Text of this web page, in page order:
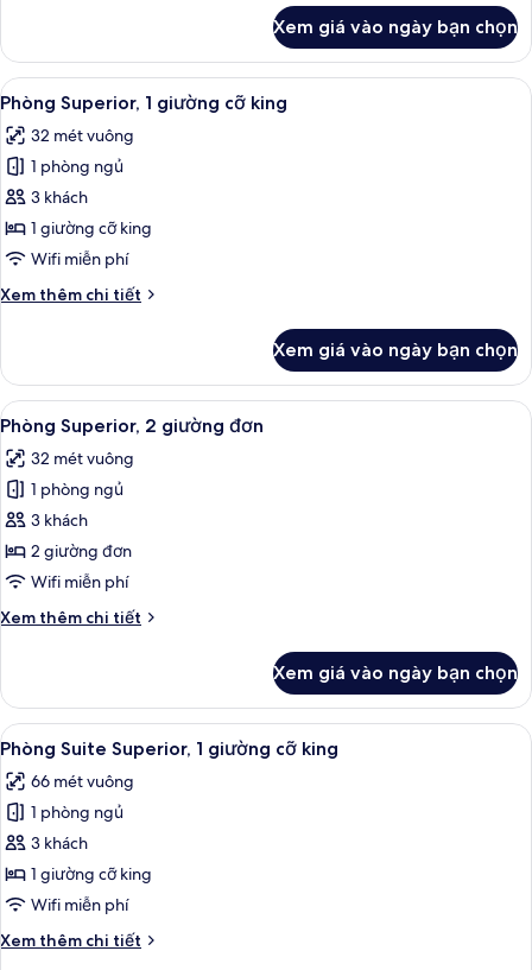
sử
dụng
hồ
bơi
Phòng
Deluxe,
2
giường
đơn,
có
sử
dụng
hồ
bơi
Xem giá vào ngày bạn chọn
Xem
tất
cả
ảnh
Phòng
Superior,
1
cỡ
Phòng Superior, 1 giường cỡ king |
8
Phòng Superior, 1 giường cỡ king
32 mét vuông
1 phòng ngủ
3 khách
1 giường cỡ king
Wifi miễn phí
Xem thêm chi tiết
Chi
Phòng
Superior,
1
giường
cỡ
king
Xem giá vào ngày bạn chọn
Xem
tất
cả
ảnh
Phòng
Superior,
2
đơn
Phòng Superior, 2 giường đơn |
8
Phòng Superior, 2 giường đơn
32 mét vuông
1 phòng ngủ
3 khách
2 giường đơn
Wifi miễn phí
Xem thêm chi tiết
Chi
Phòng
Superior,
2
giường
đơn
Xem giá vào ngày bạn chọn
Xem
tất
cả
ảnh
Phòng
Suite
Superior,
giường
Phòng Suite Superior, 1 giường cỡ
8
Phòng Suite Superior, 1 giường cỡ king
66 mét vuông
1 phòng ngủ
3 khách
1 giường cỡ king
Wifi miễn phí
Xem thêm chi tiết
Chi